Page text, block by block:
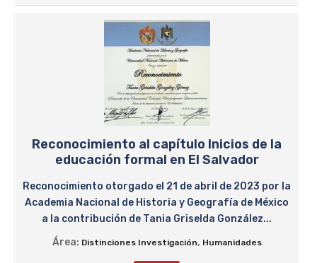
Reconocimiento al capítulo Inicios de la
educación formal en El Salvador
Reconocimiento otorgado el 21 de abril de 2023 por la
Academia Nacional de Historia y Geografía de México
a la contribución de Tania Griselda González...
Área: Distinciones Investigación, Humanidades